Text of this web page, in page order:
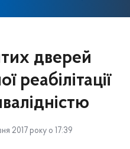
дверей
реабілітації
2017 року о 17:39